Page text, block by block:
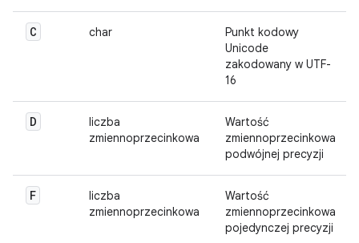
C char
Punkt kodowy
Unicode
zakodowany w UTF-
16
D
liczba
zmiennoprzecinkowa
Wartość
zmiennoprzecinkowa
podwójnej precyzji
F
liczba
zmiennoprzecinkowa
Wartość
zmiennoprzecinkowa
pojedynczej precyzji